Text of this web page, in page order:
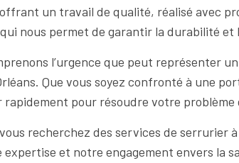
un travail de qualité, réalisé avec
nous permet de garantir la durabilité et
l’urgence que peut représenter
Que vous soyez confronté à une
pour résoudre votre
recherchez des services de serrurier
et notre engagement envers la